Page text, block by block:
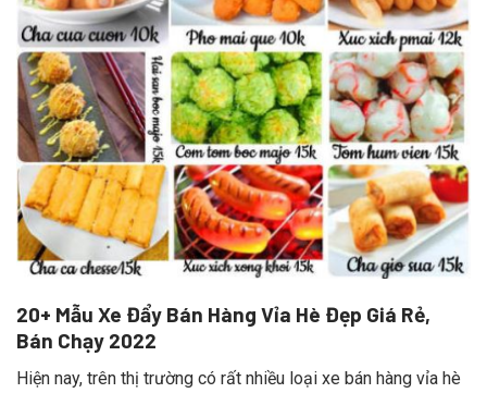
20+ Mẫu Xe Đẩy Bán Hàng Vỉa Hè Đẹp Giá Rẻ,
Bán Chạy 2022
Hiện nay, trên thị trường có rất nhiều loại xe bán hàng vỉa hè